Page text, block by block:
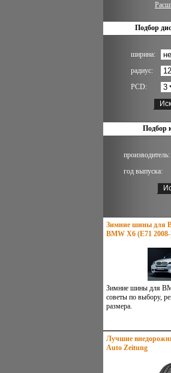
Подбор
ширина:
радиус:
PCD:
Подбор
производитель:
год выпуска:
Зимние шины для
BMW X6 (E71
Зимние шины для
советы по выбору,
размера.
Лучшие
Auto Zeitung